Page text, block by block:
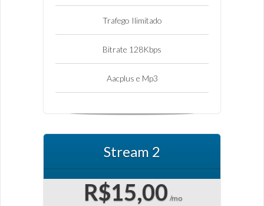
Trafego Ilimitado
Bitrate 128Kbps
Aacplus e Mp3
Stream 2
R$15,00 /mo